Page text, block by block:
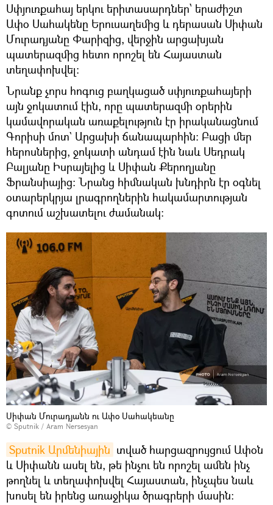
Սփյուռքահայ երկու երիտասարդներ՝ երաժիշտ
Ափօ Սահակենը Երուսաղեմից և դերասան Սիփան
Մուրադյանը Փարիզից, վերջին արցախյան
պատերազմից հետո որոշել են Հայաստան
տեղափոխվել։
Նրանք չորս հոգուց բաղկացած սփյուռքահայերի
այն ջոկատում էին, որը պատերազմի օրերին
կամավորական առաքելություն էր իրականացնում
Գորիսի մոտ` Արցախի ճանապարհին։ Բացի մեր
հերոսներից, ջոկատի անդամ էին նաև Սեդրակ
Բալյանը Իսրայելից և Սիփան Քերողյանը
Ֆրանսիայից։ Նրանց հիմնական խնդիրն էր օգնել
օտարերկրյա լրագրողներին հակամարտության
գոտում աշխատելու ժամանակ։
Սիփան Մուրադյանն ու Ափօ Սահակեանը
© Sputnik / Aram Nersesyan
Sputnik Արմենիային տված հարցազրույցում Ափօն
և Սիփանն ասել են, թե ինչու են որոշել ամեն ինչ
թողնել և տեղափոխվել Հայաստան, ինչպես նաև
խոսել են իրենց առաջիկա ծրագրերի մասին։